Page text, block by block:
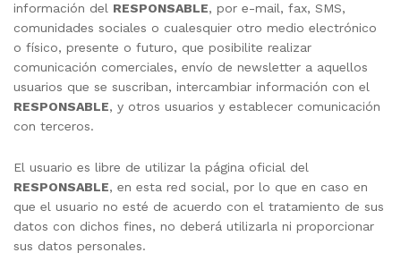
información del RESPONSABLE, por e-mail, fax, SMS,
comunidades sociales o cualesquier otro medio electrónico
o físico, presente o futuro, que posibilite realizar
comunicación comerciales, envío de newsletter a aquellos
usuarios que se suscriban, intercambiar información con el
RESPONSABLE, y otros usuarios y establecer comunicación
con terceros.
El usuario es libre de utilizar la página oficial del
RESPONSABLE, en esta red social, por lo que en caso en
que el usuario no esté de acuerdo con el tratamiento de sus
datos con dichos fines, no deberá utilizarla ni proporcionar
sus datos personales.